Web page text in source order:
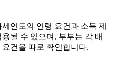
연도의 연령 요건과 소득 제
용될 수 있으며, 부부는 각 배
요건을 따로 확인합니다.